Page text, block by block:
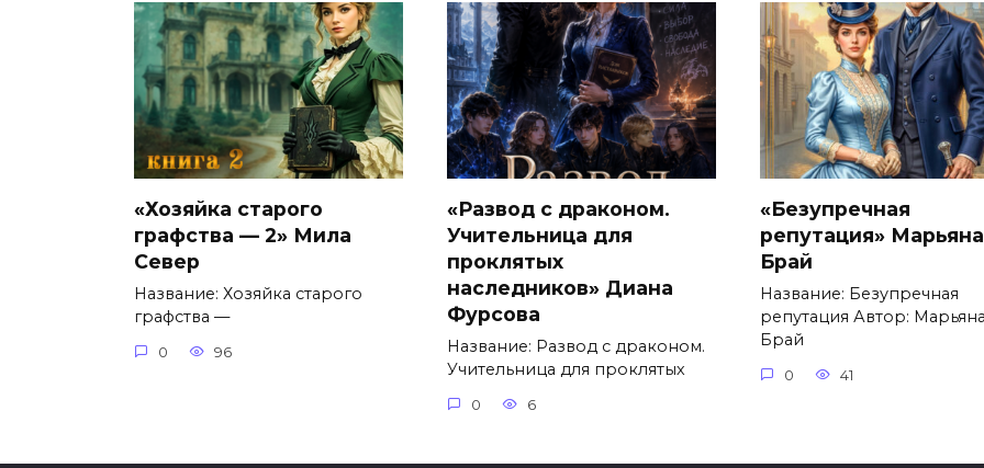
«Хозяйка старого
графства — 2» Мила
Север
Название: Хозяйка старого
графства —
0 96
«Развод с драконом.
Учительница для
проклятых
наследников» Диана
Фурсова
Название: Развод с драконом.
Учительница для проклятых
0 6
«Безупречная
репутация» Марьяна
Брай
Название: Безупречная
репутация Автор:
Брай
0 41